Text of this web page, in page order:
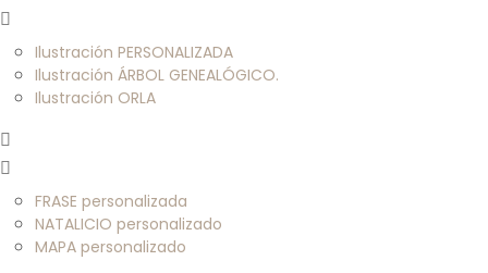
Ilustración PERSONALIZADA
Ilustración ÁRBOL GENEALÓGICO.
Ilustración ORLA
FRASE personalizada
NATALICIO personalizado
MAPA personalizado